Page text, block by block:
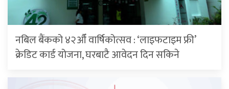
नबिल बैंकको ४२औँ वार्षिकोत्सव : ‘लाइफटाइम फ्री’
क्रेडिट कार्ड योजना, घरबाटै आवेदन दिन सकिने